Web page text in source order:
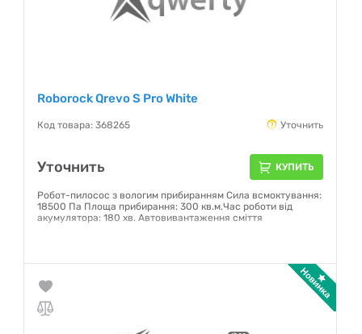
Roborock Qrevo S Pro White
Код товара: 368265 Уточнить
Уточнить КУПИТЬ
Робот-пилосос з вологим прибиранням Сила всмоктування:
18500 Па Площа прибирання: 300 кв.м.Час роботи від
акумулятора: 180 хв. Автовивантаження сміття